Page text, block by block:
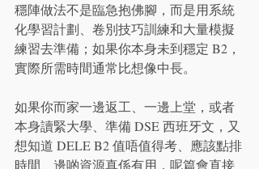
穩陣做法不是臨急抱佛腳，而是用系統
化學習計劃、卷別技巧訓練和大量模擬
練習去準備；如果你本身未到穩定 B2，
實際所需時間通常比想像中長。
如果你而家一邊返工、一邊上堂，或者
本身讀緊大學、準備 DSE 西班牙文，又
想知道 DELE B2 值唔值得考、應該點排
時間、邊啲資源真係有用，呢篇會直接